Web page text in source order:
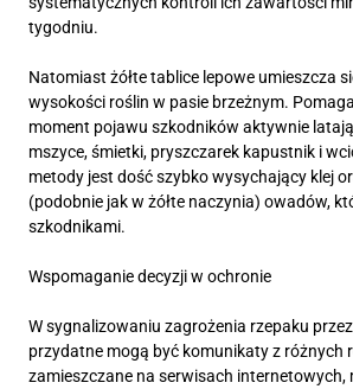
tygodniu.
Natomiast żółte tablice lepowe umieszcza
wysokości roślin w pasie brzeżnym.
moment pojawu szkodników aktywnie
mszyce, śmietki, pryszczarek kapustnik i
metody jest dość szybko wysychający klej
(podobnie jak w żółte naczynia) owadów,
szkodnikami.
Wspomaganie decyzji w ochronie
W sygnalizowaniu zagrożenia rzepaku
przydatne mogą być komunikaty z różnych
zamieszczane na serwisach internetowych,